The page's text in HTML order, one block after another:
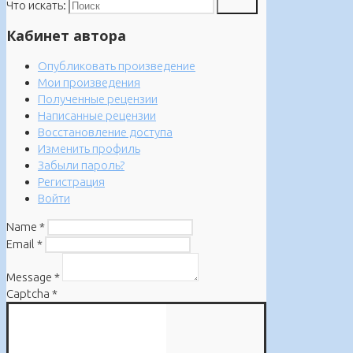
Что искать:
Кабинет автора
Опубликовать произведение
Мои произведения
Полученные рецензии
Написанные рецензии
Восстановление доступа
Изменить профиль
Забыли пароль?
Регистрация
Войти
Name *
Email *
Message *
Captcha *